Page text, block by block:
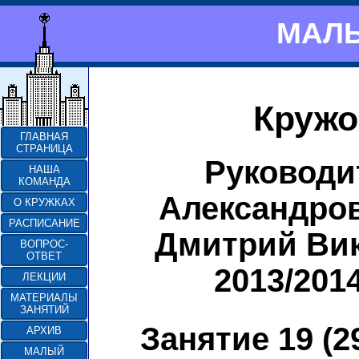
ГЛАВНАЯ
СТРАНИЦА
НАША
КОМАНДА
О КРУЖКАХ
РАСПИСАНИЕ
ВОПРОС-
ОТВЕТ
ЛЕКЦИИ
МАТЕРИАЛЫ
ЗАНЯТИЙ
АРХИВ
МАЛЫЙ
Дмитрий
2013/
Занятие 19